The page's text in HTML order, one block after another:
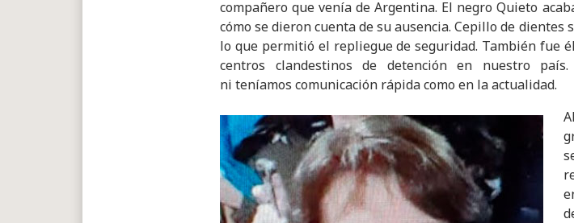
compañero que venía de Argentina. El negro Quieto
cómo se dieron cuenta de su ausencia. Cepillo de dientes
lo que permitió el repliegue de seguridad. También fue
centros clandestinos de detención en nuestro
ni teníamos comunicación rápida como en la actualidad.